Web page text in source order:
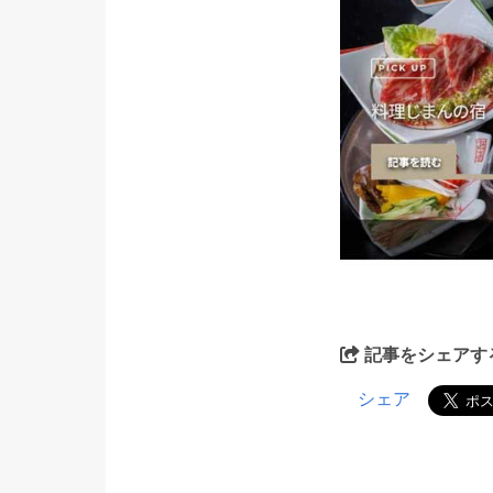
記事をシェアす
シェア